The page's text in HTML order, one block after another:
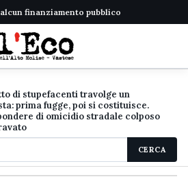
finanziamento pubblico
di stupefacenti travolge un
prima fugge, poi si costituisce.
di omicidio stradale colposo
CERCA